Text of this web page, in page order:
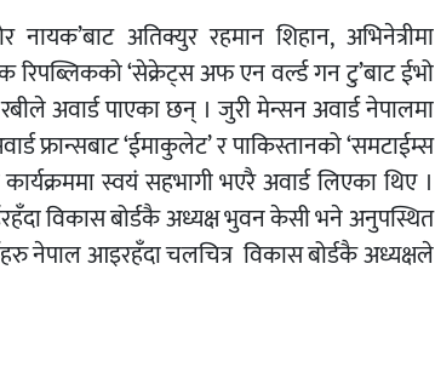
अतिक्युर रहमान शिहान, अभिनेत्रीमा
रिपब्लिकको ‘सेक्रेट्स अफ एन वर्ल्ड गन टु’बाट ईभो
अवार्ड पाएका छन् । जुरी मेन्सन अवार्ड नेपालमा
फ्रान्सबाट ‘ईमाकुलेट’ र पाकिस्तानको ‘समटाईम्स
स्वयं सहभागी भएरै अवार्ड लिएका थिए ।
विकास बोर्डकै अध्यक्ष भुवन केसी भने अनुपस्थित
नेपाल आइरहँदा चलचित्र विकास बोर्डकै अध्यक्षले